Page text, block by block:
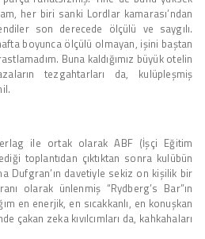
her biri sanki Lordlar kamarası’ndan
son derecede ölçülü ve saygılı.
boyunca ölçülü olmayan, işini baştan
Buna kaldığımız büyük otelin
tezgahtarları da, kulüpleşmiş
ile ortak olarak ABF (İşçi Eğitim
toplantıdan çıktıktan sonra kulübün
Dufgran’ın davetiyle sekiz on kişilik bir
olarak ünlenmiş “Rydberg’s Bar”ın
en enerjik, en sıcakkanlı, en konuşkan
çakan zeka kıvılcımları da, kahkahaları